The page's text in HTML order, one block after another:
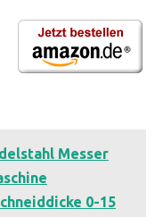
Messer
0-15